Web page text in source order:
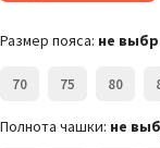
Размер пояса: не
70 75 80
Полнота чашки: не